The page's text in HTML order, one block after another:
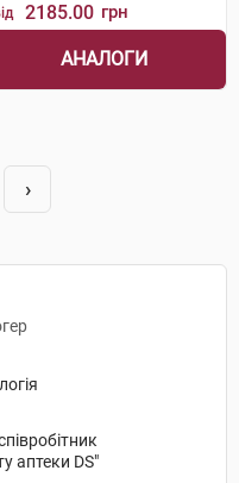
2185.00 грн
АНАЛОГИ
›
аптеки DS"